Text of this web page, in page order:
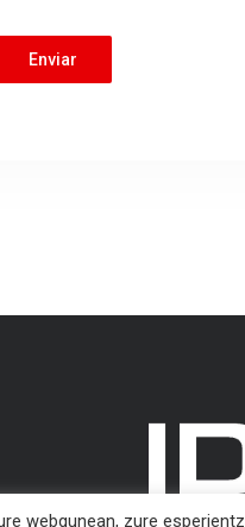
Enviar
webgunean, zure